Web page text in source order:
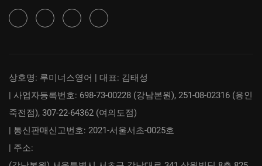
상호명: 루미너스영어 | 대표: 김태성
| 사업자등록번호: 698-73-00228 (강남본원), 251-08-02316 (용인
죽전점), 307-22-64362 (여의도점)
| 통신판매신고번호: 2021-서울서초-0025호
| 주소: